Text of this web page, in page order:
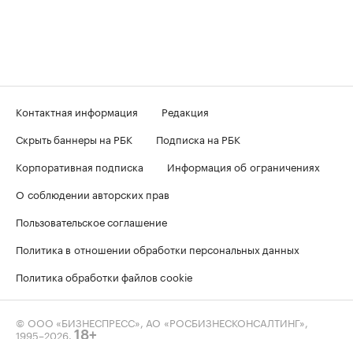
Контактная информация
Редакция
Скрыть баннеры на РБК
Подписка на РБК
Корпоративная подписка
Информация об ограничениях
О соблюдении авторских прав
Пользовательское соглашение
Политика в отношении обработки персональных данных
Политика обработки файлов cookie
© ООО «БИЗНЕСПРЕСС», АО «РОСБИЗНЕСКОНСАЛТИНГ»,
1995–2026 18+